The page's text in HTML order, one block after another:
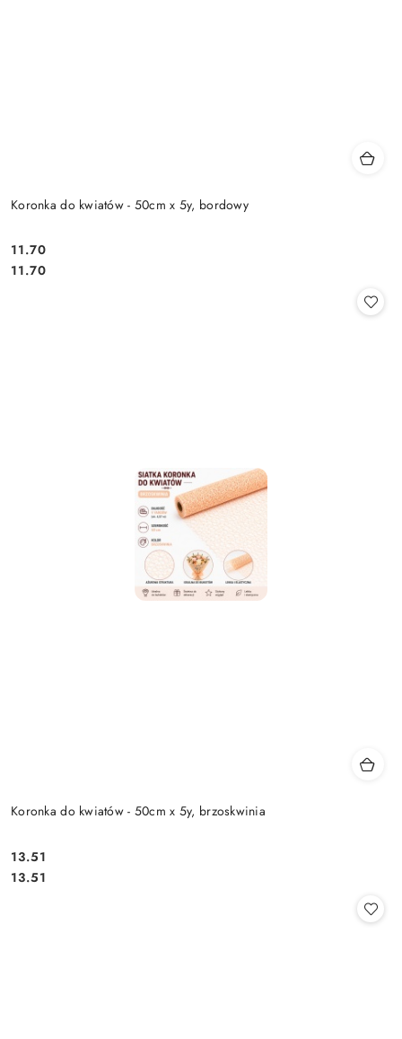
Koronka do kwiatów - 50cm x 5y, bordowy
Cena:
11.70
Cena:
11.70
Koronka do kwiatów - 50cm x 5y, brzoskwinia
Cena:
13.51
Cena:
13.51